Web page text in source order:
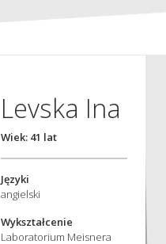
Levska Ina
Wiek: 41 lat
Języki
angielski
Wykształcenie
Laboratorium Meisnera